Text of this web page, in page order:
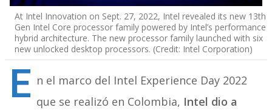
At Intel Innovation on Sept. 27, 2022, Intel revealed its new 13th
Gen Intel Core processor family powered by Intel’s performance
hybrid architecture. The new processor family launched with six
new unlocked desktop processors. (Credit: Intel Corporation)
E n el marco del Intel Experience Day 2022
que se realizó en Colombia, Intel dio a